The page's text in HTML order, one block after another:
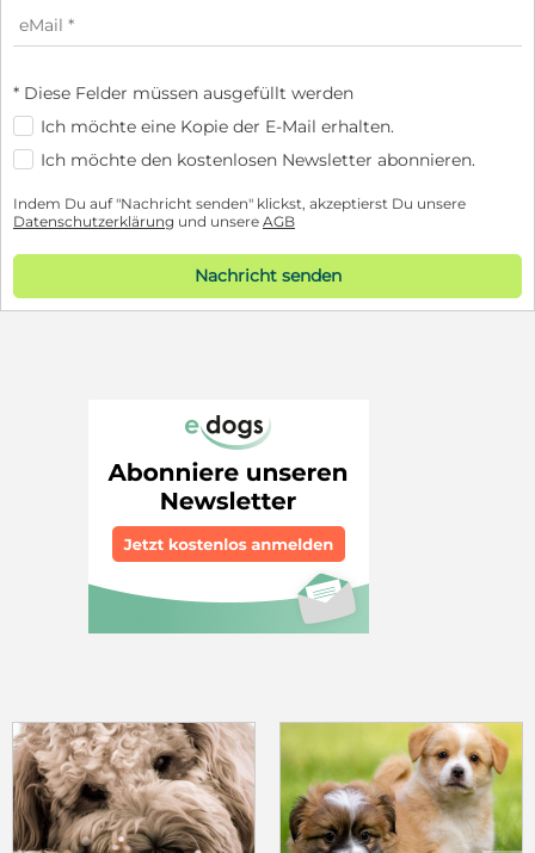
* Diese Felder müssen ausgefüllt werden
Ich möchte eine Kopie der E-Mail erhalten.
Ich möchte den kostenlosen Newsletter abonnieren.
Indem Du auf "Nachricht senden" klickst, akzeptierst Du unsere
Datenschutzerklärung und unsere AGB
Nachricht senden